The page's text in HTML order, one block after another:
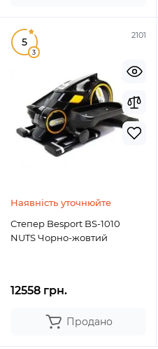
2101
5
3
Наявність уточнюйте
Степер Besport BS-1010
NUTS Чорно-жовтий
12558 грн.
Продано